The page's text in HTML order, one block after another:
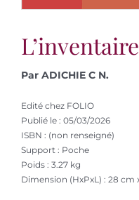
Par ADICHIE C N.
Edité chez FOLIO
Publié le : 05/03/2026
ISBN : (non renseigné)
Support : Poche
Poids : 3.27 kg
Dimension (HxPxL) : 28 cm